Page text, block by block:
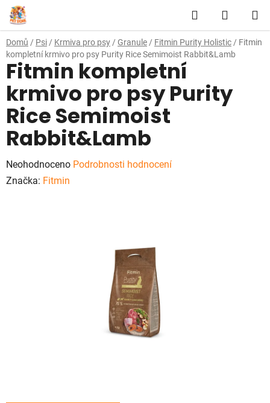
Přejít
na
obsah
Hledat
KOŠÍK
Domů / Psi / Krmiva pro psy / Granule / Fitmin Purity Holistic / Fitmin
kompletní krmivo pro psy Purity Rice Semimoist Rabbit&Lamb
Fitmin kompletní
krmivo pro psy Purity
Rice Semimoist
Rabbit&Lamb
Průměrné
hodnocení
Neohodnoceno Podrobnosti hodnocení
Značka: Fitmin